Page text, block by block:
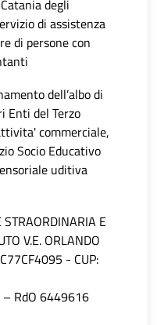
degli
di assistenza
di persone con
dell’albo di
Enti del Terzo
commerciale,
Socio Educativo
uditiva
E
V.E. ORLANDO
- CUP:
RdO 6449616